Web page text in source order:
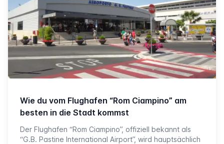
Wie du vom Flughafen “Rom Ciampino” am
besten in die Stadt kommst
Der Flughafen “Rom Ciampino”, offiziell bekannt als
“G.B. Pastine International Airport”, wird hauptsächlich